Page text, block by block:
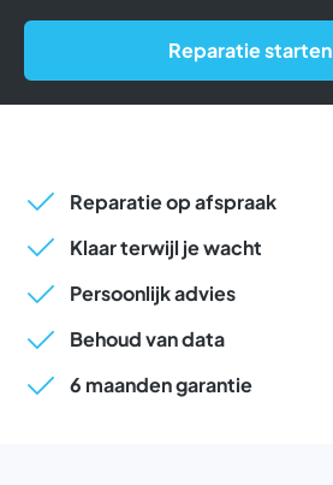
Reparatie starten
Reparatie op afspraak
Klaar terwijl je wacht
Persoonlijk advies
Behoud van data
6 maanden garantie